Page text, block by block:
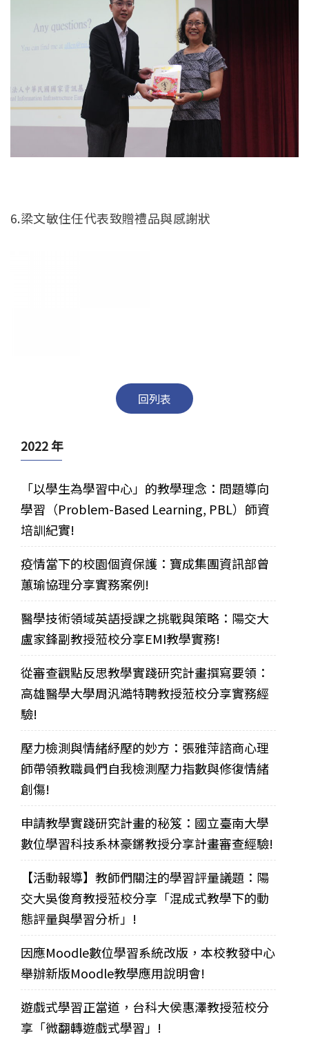
6.梁文敏住任代表致贈禮品與感謝狀
回列表
2022 年
「以學生為學習中心」的教學理念：問題導向
學習（Problem-Based Learning, PBL）師資
培訓紀實!
疫情當下的校園個資保護：寶成集團資訊部曾
蕙瑜協理分享實務案例!
醫學技術領域英語授課之挑戰與策略：陽交大
盧家鋒副教授蒞校分享EMI教學實務!
從審查觀點反思教學實踐研究計畫撰寫要領：
高雄醫學大學周汎澔特聘教授蒞校分享實務經
驗!
壓力檢測與情緒紓壓的妙方：張雅萍諮商心理
師帶領教職員們自我檢測壓力指數與修復情緒
創傷!
申請教學實踐研究計畫的秘笈：國立臺南大學
數位學習科技系林豪鏘教授分享計畫審查經驗!
【活動報導】教師們關注的學習評量議題：陽
交大吳俊育教授蒞校分享「混成式教學下的動
態評量與學習分析」!
因應Moodle數位學習系統改版，本校教發中心
舉辦新版Moodle教學應用說明會!
遊戲式學習正當道，台科大侯惠澤教授蒞校分
享「微翻轉遊戲式學習」!